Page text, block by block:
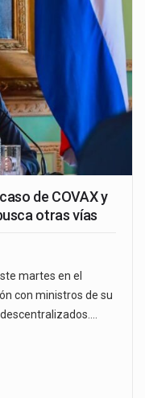
de COVAX y
otras vías
martes en el
con ministros de su